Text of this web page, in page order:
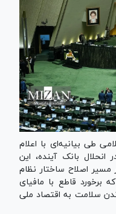
طی بیانیه‌ای با اعلام
بانک آینده، این
اصلاح ساختار نظام
برخورد قاطع با مافیای
سلامت به اقتصاد ملی